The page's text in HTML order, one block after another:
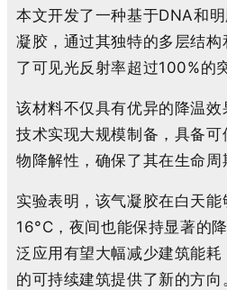
本文开发了一种基于DNA和
凝胶，通过其独特的多层结
了可见光反射率超过100%的
该材料不仅具有优异的降温
技术实现大规模制备，具备
物降解性，确保了其在生命周
实验表明，该气凝胶在白天
16°C，夜间也能保持显著的
泛应用有望大幅减少建筑能
的可持续建筑提供了新的方向